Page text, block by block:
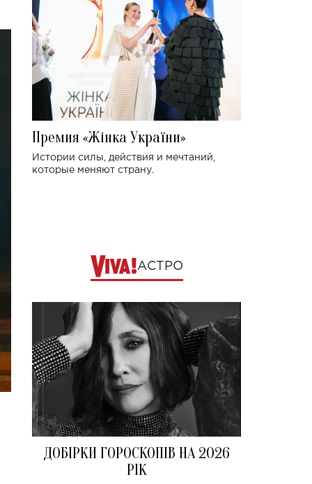
Премия «Жінка України»
Истории силы, действия и мечтаний,
которые меняют страну.
АСТРО
ДОБІРКИ ГОРОСКОПІВ НА 2026
РІК